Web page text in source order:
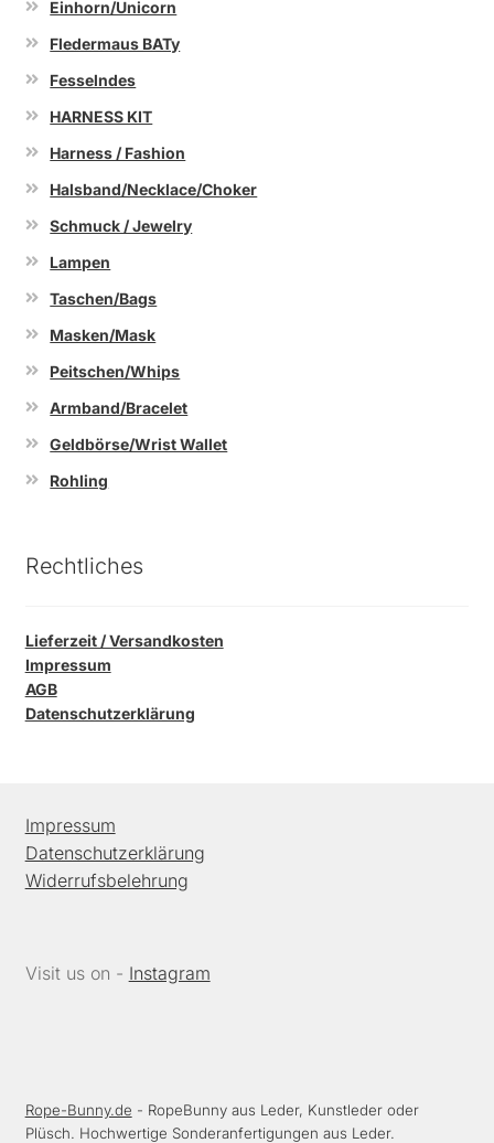
Einhorn/Unicorn
Fledermaus BATy
Fesselndes
HARNESS KIT
Harness / Fashion
Halsband/Necklace/Choker
Schmuck / Jewelry
Lampen
Taschen/Bags
Masken/Mask
Peitschen/Whips
Armband/Bracelet
Geldbörse/Wrist Wallet
Rohling
Rechtliches
Lieferzeit / Versandkosten
Impressum
AGB
Datenschutzerklärung
Impressum
Datenschutzerklärung
Widerrufsbelehrung
Visit us on - Instagram
Rope-Bunny.de - RopeBunny aus Leder, Kunstleder oder
Plüsch. Hochwertige Sonderanfertigungen aus Leder.